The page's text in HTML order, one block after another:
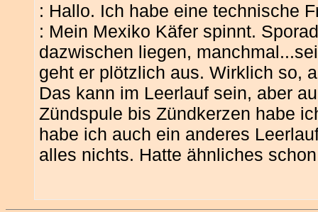
: Hallo. Ich habe eine technische
: Mein Mexiko Käfer spinnt.
dazwischen liegen,
geht er plötzlich aus. Wirklich so,
Das kann im Leerlauf sein, aber
Zündspule bis Zündkerzen habe
habe ich auch ein anderes
alles nichts. Hatte ähnliches